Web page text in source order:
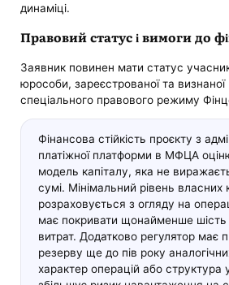
динаміці.
Правовий статус і вимоги до
Заявник повинен мати статус
юрособи, зареєстрованої та
спеціального правового режиму
Фінансова стійкість проєкту з
платіжної платформи в МФЦА
модель капіталу, яка не
сумі. Мінімальний рівень власних
розраховується з огляду на
має покривати щонайменше шість
витрат. Додатково регулятор має
резерву ще до пів року
характер операцій або структура